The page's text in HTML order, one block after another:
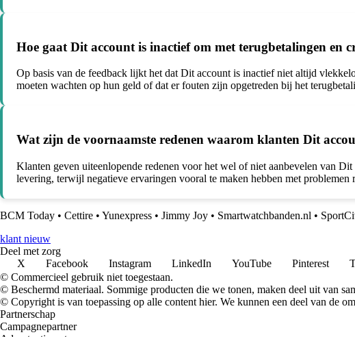
Hoe gaat Dit account is inactief om met terugbetalingen en
Op basis van de feedback lijkt het dat Dit account is inactief niet altijd
moeten wachten op hun geld of dat er fouten zijn opgetreden bij het
Wat zijn de voornaamste redenen waarom klanten Dit
Klanten geven uiteenlopende redenen voor het wel of niet aanbevelen van
levering, terwijl negatieve ervaringen vooral te maken hebben met
BCM Today • Cettire • Yunexpress • Jimmy Joy • Smartwatchbanden.nl •
klant nieuw
Deel met zorg
X
Facebook Instagram LinkedIn YouTube Pinterest
© Commercieel gebruik niet toegestaan.
© Beschermd materiaal. Sommige producten die we tonen, maken deel uit van
© Copyright is van toepassing op alle content hier. We kunnen een deel van de
Partnerschap
Campagnepartner